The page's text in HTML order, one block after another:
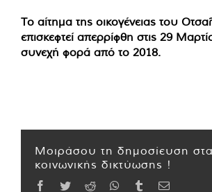
Το αίτημα της οικογένειας του
επισκεφτεί απερρίφθη στις 29
συνεχή φορά από το 2018.
Μοιράσου τη δημοσίευση
κοινωνικής δικτύωσης !
Facebook
TwitterReddit WhatsApp
TumblrEmail